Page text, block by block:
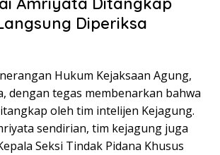
Diperiksa
Hukum Kejaksaan Agung,
dengan tegas membenarkan bahwa
oleh tim intelijen Kejagung.
sendirian, tim kejagung juga
Seksi Tindak Pidana Khusus